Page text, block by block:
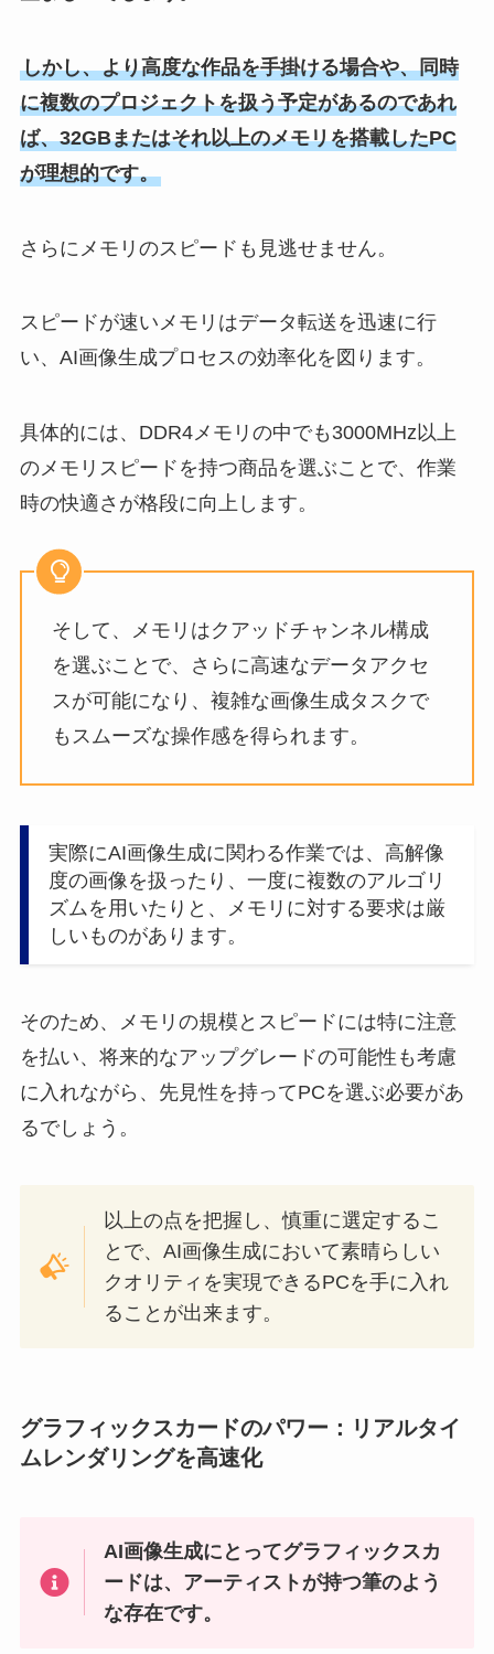
しかし、より高度な作品を手掛ける場合や、同時
に複数のプロジェクトを扱う予定があるのであれ
ば、32GBまたはそれ以上のメモリを搭載したPC
が理想的です。
さらにメモリのスピードも見逃せません。
スピードが速いメモリはデータ転送を迅速に行
い、AI画像生成プロセスの効率化を図ります。
具体的には、DDR4メモリの中でも3000MHz以上
のメモリスピードを持つ商品を選ぶことで、作業
時の快適さが格段に向上します。
そして、メモリはクアッドチャンネル構成
を選ぶことで、さらに高速なデータアクセ
スが可能になり、複雑な画像生成タスクで
もスムーズな操作感を得られます。
実際にAI画像生成に関わる作業では、高解像
度の画像を扱ったり、一度に複数のアルゴリ
ズムを用いたりと、メモリに対する要求は厳
しいものがあります。
そのため、メモリの規模とスピードには特に注意
を払い、将来的なアップグレードの可能性も考慮
に入れながら、先見性を持ってPCを選ぶ必要があ
るでしょう。
以上の点を把握し、慎重に選定するこ
とで、AI画像生成において素晴らしい
クオリティを実現できるPCを手に入れ
ることが出来ます。
グラフィックスカードのパワー：リアルタイ
ムレンダリングを高速化
AI画像生成にとってグラフィックスカ
ードは、アーティストが持つ筆のよう
な存在です。